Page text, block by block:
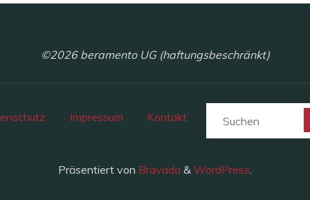
©2026 beramento UG (haftungsbeschränkt)
Impressum Kontakt
Präsentiert von Bravada & WordPress.